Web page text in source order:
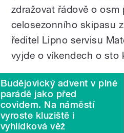
zdražovat řádově o
celosezonního skipasu
ředitel Lipno servisu
vyjde o víkendech o sto
Budějovický advent v plné
parádě jako před
covidem. Na náměstí
vyroste kluziště i
vyhlídková věž